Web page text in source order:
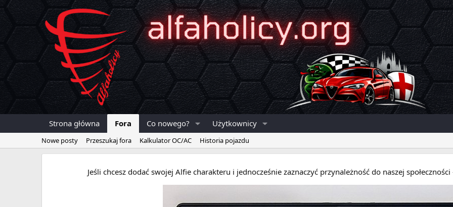
Strona główna Fora Co nowego? Użytkownicy
Nowe posty Przeszukaj fora Kalkulator OC/AC Historia pojazdu
Jeśli chcesz dodać swojej Alfie charakteru i jednocześnie zaznaczyć przynależność do naszej